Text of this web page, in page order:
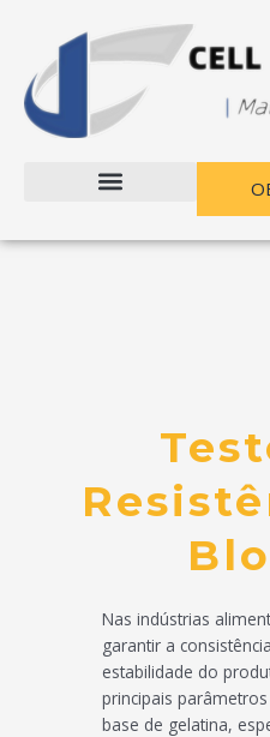
conteúdo
Nas indústrias
garantir a
estabilidade do
principais
base de gelatina,